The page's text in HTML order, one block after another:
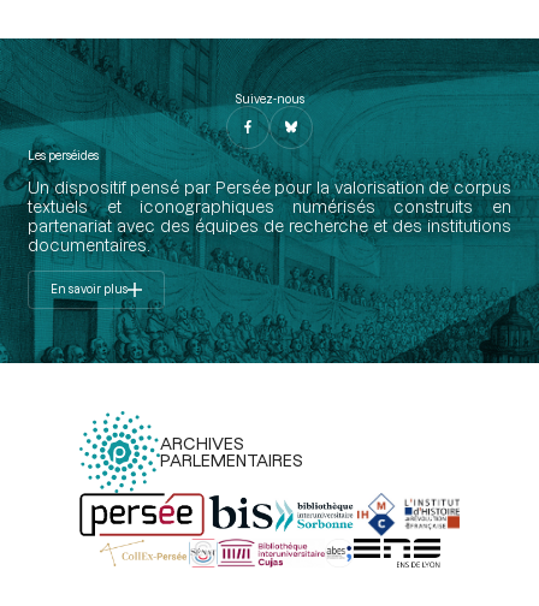
Suivez-nous
Les perséides
Un dispositif pensé par Persée pour la valorisation de corpus
textuels et iconographiques numérisés construits en
partenariat avec des équipes de recherche et des institutions
documentaires.
En savoir plus
ARCHIVES
PARLEMENTAIRES